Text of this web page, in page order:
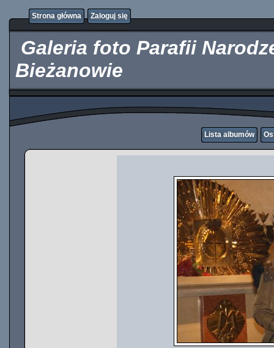
Strona główna
Zaloguj się
Galeria foto Parafii
Bieżanowie
Lista albumów